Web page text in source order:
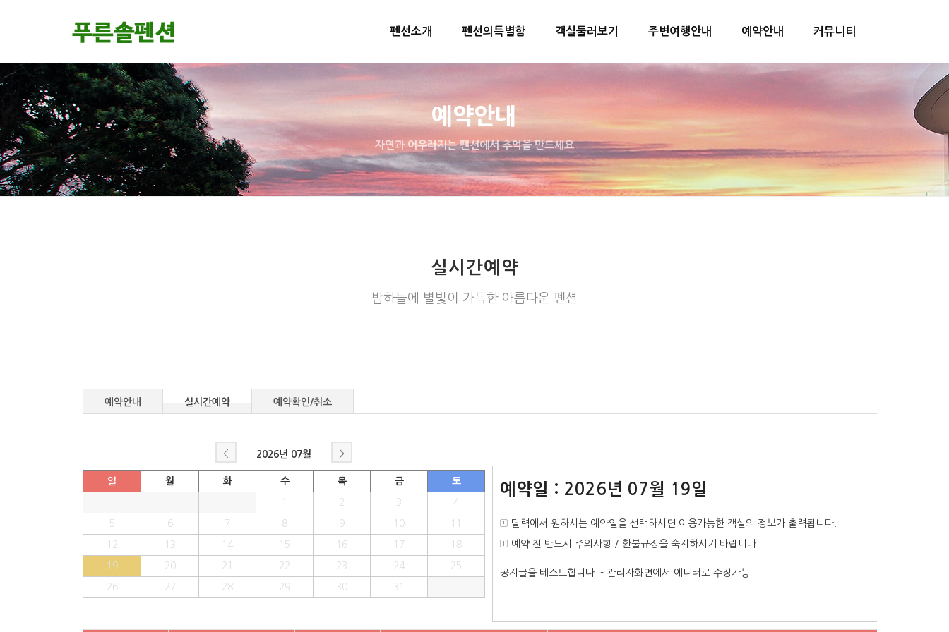
펜션소개 펜션의특별함 객실둘러보기 주변여행안내 예약안내 커뮤니티
예약안내
자연과 어우러지는 펜션에서 추억을 만드세요
실시간예약
밤하늘에 별빛이 가득한 아름다운 펜션
예약안내 실시간예약 예약확인/취소
< 2026년 07월 >
일 월 화 수 목 금 토
2 3 4
5 6 7 8 9 10
12 13 14 15 16 17 18
19 20 21 22 23 24 25
26 27 28 29 30 31
예약일 : 2026년 07월 19일
달력에서 원하시는 예약일을 선택하시면 이용가능한 객실의 정보가 출력됩니다.
예약 전 반드시 주의사항 / 환불규정을 숙지하시기 바랍니다.
공지글을 테스트합니다. - 관리자화면에서 에디터로 수정가능